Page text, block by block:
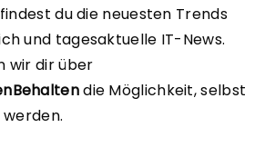
du die neuesten Trends
und tagesaktuelle IT-News.
wir dir über
die Möglichkeit, selbst